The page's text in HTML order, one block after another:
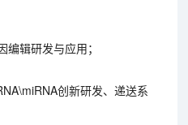
辑研发与应用；
创新研发、递送系